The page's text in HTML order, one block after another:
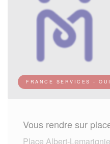
FRANCE SERVICES -
Vous rendre sur
Place Albert-